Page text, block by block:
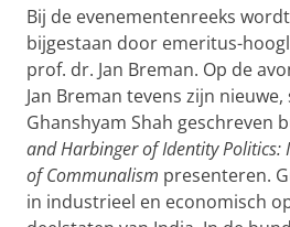
Bij de evenementenreeks
bijgestaan door emeritus-
prof. dr. Jan Breman. Op de
Jan Breman tevens zijn
Ghanshyam Shah geschreven
and Harbinger of Identity Politics:
of Communalism presenteren.
in industrieel en economisch